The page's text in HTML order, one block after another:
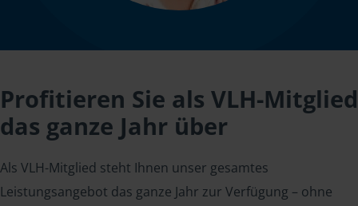
Profitieren Sie als VLH-Mitglied
das ganze Jahr über
Als VLH-Mitglied steht Ihnen unser gesamtes
Leistungsangebot das ganze Jahr zur Verfügung – ohne